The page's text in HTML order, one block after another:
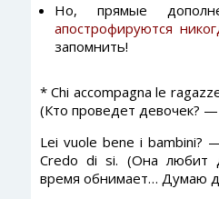
Но, прямые
апострофируются
запомнить!
* Chi accompagna le
(Кто проведет девочек?
Lei vuole bene i bambini?
Credo di si. (Она
время обнимает… Думаю